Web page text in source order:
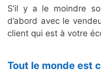
S’il y a le moindre
d’abord avec le
client qui est à votre
Tout le monde est